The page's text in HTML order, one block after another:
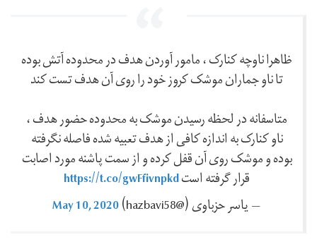
ظاهرا ناوچه کنارک ، مامور آوردن هدف در محدوده آتش بوده
تا ناو جماران موشک کروز خود را روی آن هدف تست کند
متاسفانه در لحظه رسیدن موشک به محدوده حضور هدف ،
ناو کنارک به اندازه کافی از هدف تعبیه شده فاصله نگرفته
بوده و موشک روی آن قفل کرده و از سمت پاشنه مورد اصابت
قرار گرفته استhttps://t.co/gwFfivnpkd
— یاسر حزباوی (@hazbavi58) May 10, 2020